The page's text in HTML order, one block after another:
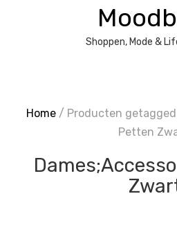
Shoppen, Mode &
Home / Producten getagged
Petten